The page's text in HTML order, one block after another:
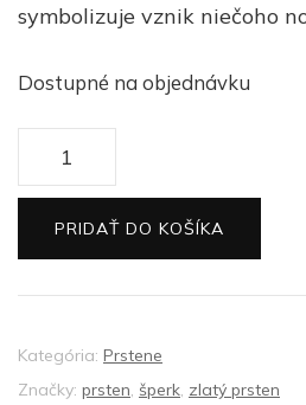
symbolizuje vznik niečoho
Dostupné na objednávku
množstvo
Zlatý
PRIDAŤ DO KOŠÍKA
Kategória: Prstene
Značky: prsten, šperk, zlatý prsten